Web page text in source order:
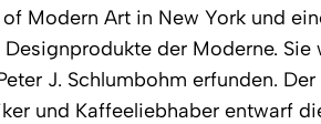
Modern Art in New York und
der Moderne. Sie
J. Schlumbohm erfunden.
und Kaffeeliebhaber entwarf